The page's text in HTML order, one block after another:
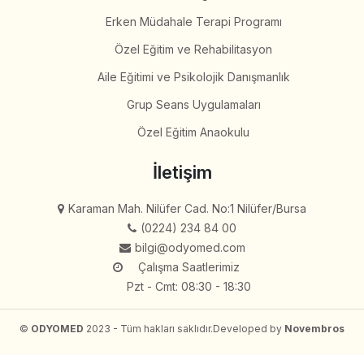
Erken Müdahale Terapi Programı
Özel Eğitim ve Rehabilitasyon
Aile Eğitimi ve Psikolojik Danışmanlık
Grup Seans Uygulamaları
Özel Eğitim Anaokulu
İletişim
Karaman Mah. Nilüfer Cad. No:1 Nilüfer/Bursa
(0224) 234 84 00
bilgi@odyomed.com
Çalışma Saatlerimiz
Pzt - Cmt: 08:30 - 18:30
© ODYOMED 2023 - Tüm hakları saklıdır.Developed by Novembros